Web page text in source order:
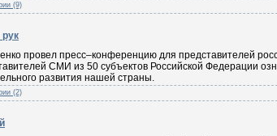
(9)
провел пресс–конференцию для представителей
СМИ из 50 субъектов Российской Федерации
развития нашей страны.
(2)